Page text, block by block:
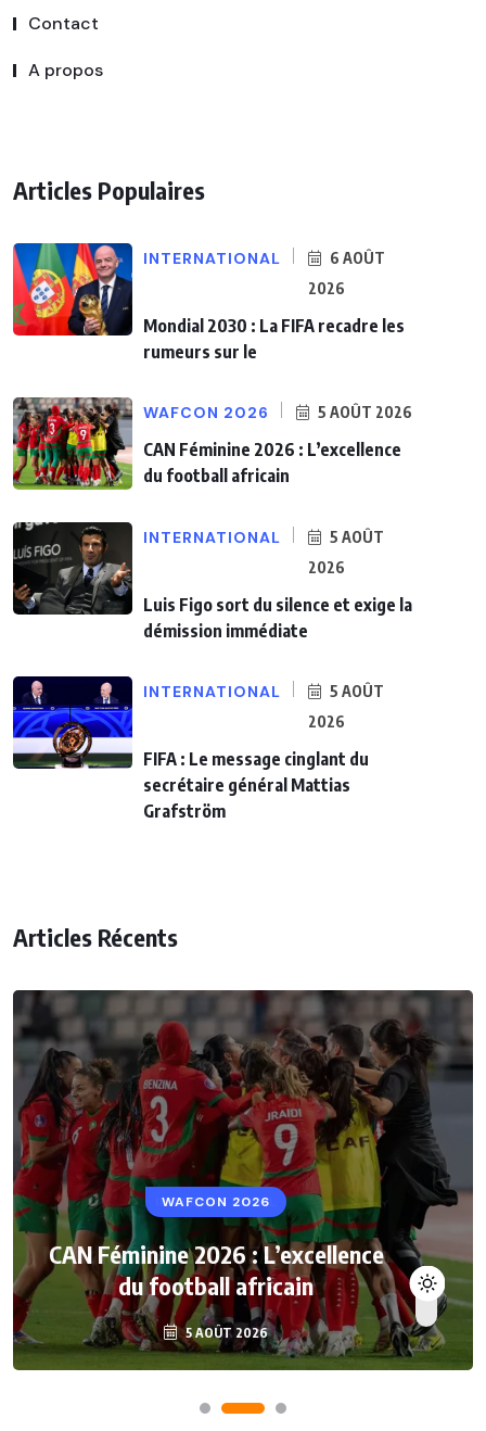
Contact
A propos
Articles Populaires
INTERNATIONAL
6 AOÛT
2026
Mondial 2030 : La FIFA recadre les
rumeurs sur le
WAFCON 2026 5 AOÛT 2026
CAN Féminine 2026 : L’excellence
du football africain
INTERNATIONAL
5 AOÛT
2026
Luis Figo sort du silence et exige la
démission immédiate
INTERNATIONAL
5 AOÛT
2026
FIFA : Le message cinglant du
secrétaire général Mattias
Grafström
Articles Récents
WAFCON 2026
CAN Féminine 2026 : L’excellence
du football africain
5 AOÛT 2026